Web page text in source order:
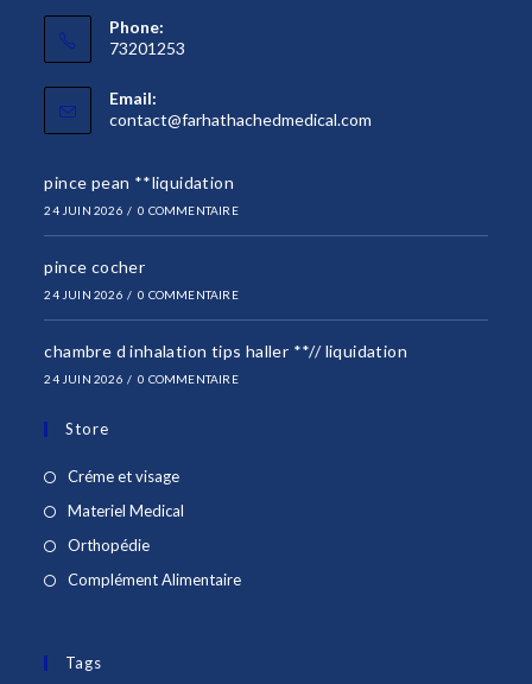
Phone:
73201253
Email:
contact@farhathachedmedical.com
pince pean **liquidation
24 JUIN 2026 / 0 COMMENTAIRE
pince cocher
24 JUIN 2026 / 0 COMMENTAIRE
chambre d inhalation tips haller **// liquidation
24 JUIN 2026 / 0 COMMENTAIRE
Store
Créme et visageS’ouvre
dans
Materiel Medical
OrthopédieS’ouvre
dans
Complément AlimentaireS’ouvre
Tags